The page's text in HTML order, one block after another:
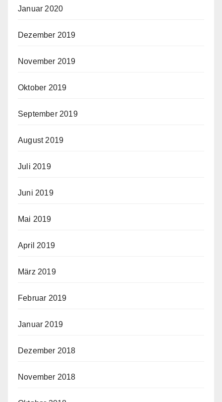
Januar 2020
Dezember 2019
November 2019
Oktober 2019
September 2019
August 2019
Juli 2019
Juni 2019
Mai 2019
April 2019
März 2019
Februar 2019
Januar 2019
Dezember 2018
November 2018